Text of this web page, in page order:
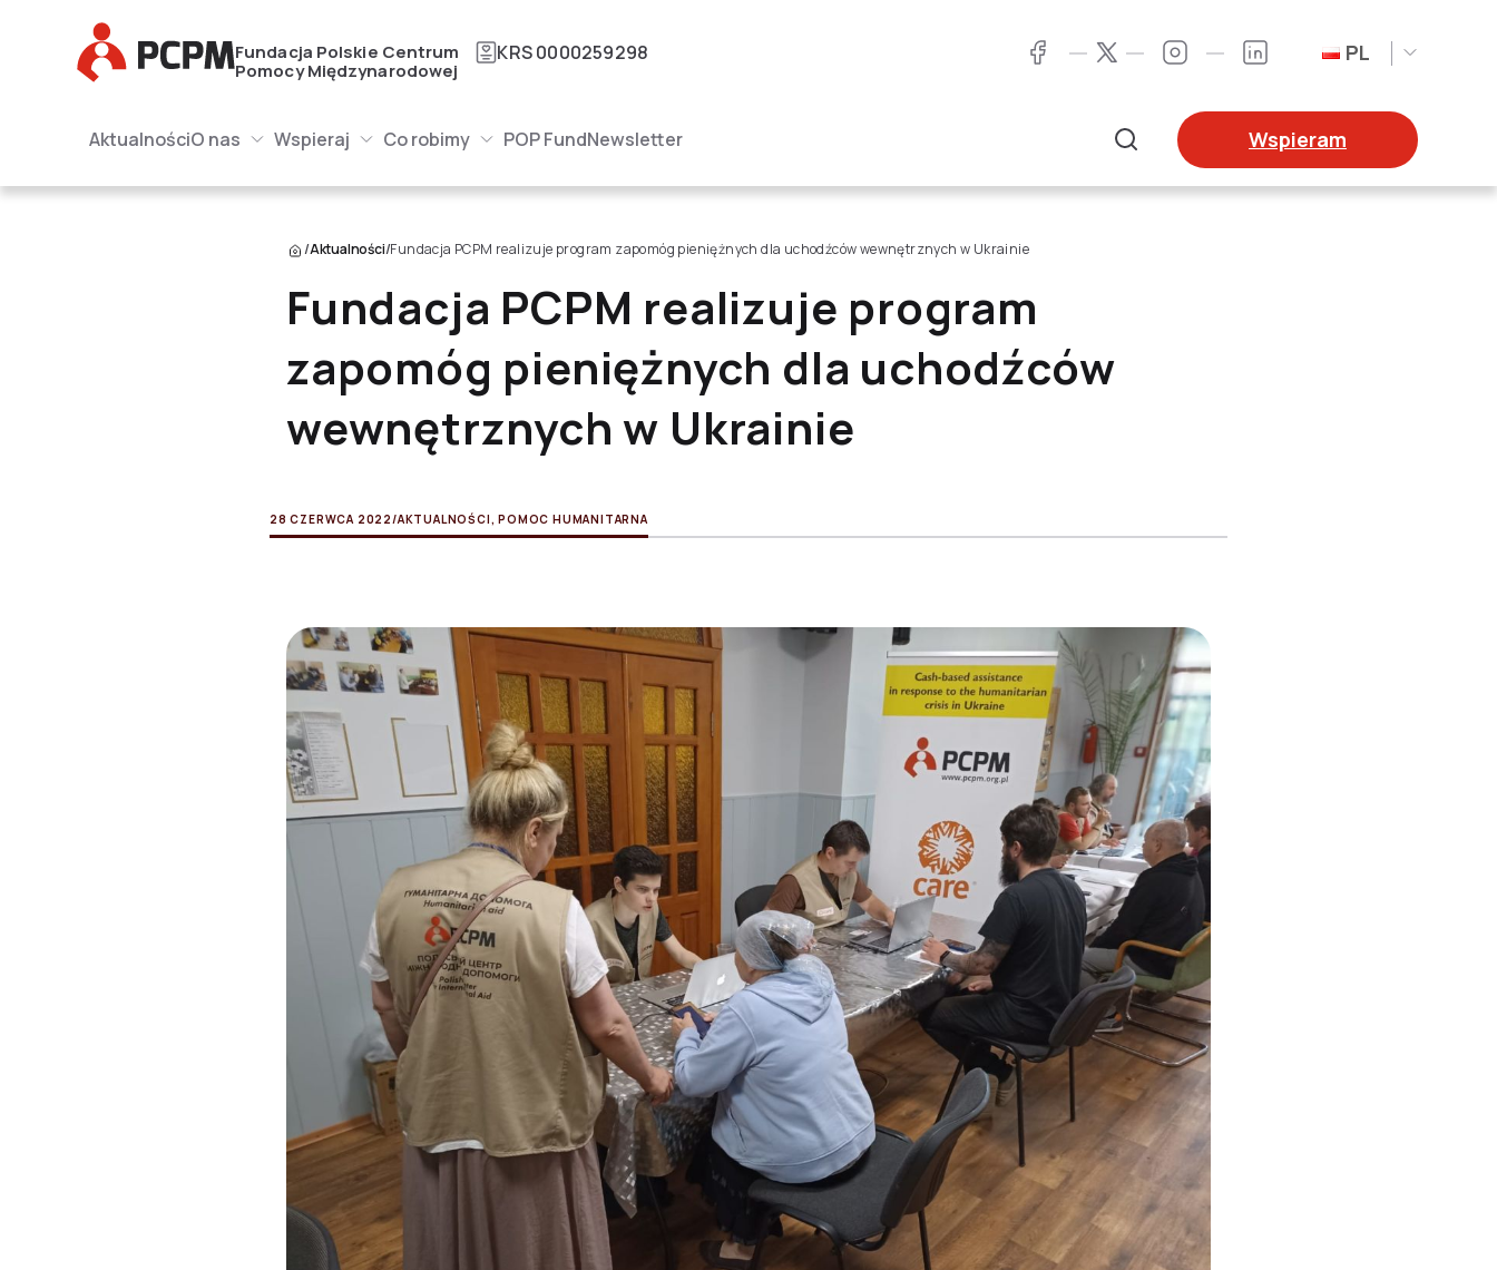
Główne Logo
Fundacja Polskie Centrum
Pomocy Międzynarodowej
KRS0000259298 FacebookTwitter InstagramLinkedIn PL
Główne Logo
AktualnościO nasO nas Submenu WspierajWspieraj Submenu Co robimySubmenu POP FundNewsletter
Wspieram
/Aktualności/Fundacja PCPM realizuje program zapomóg pieniężnych dla uchodźców wewnętrznych w Ukrainie
Fundacja PCPM realizuje program
zapomóg pieniężnych dla uchodźców
wewnętrznych w Ukrainie
28 CZERWCA 2022 /AKTUALNOŚCI ,POMOC HUMANITARNA